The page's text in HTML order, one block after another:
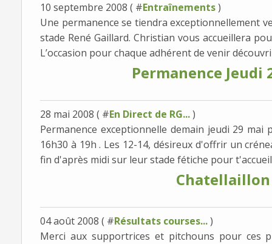
10 septembre 2008 ( #Entraînements)
Une permanence se tiendra exceptionnellement
stade René Gaillard. Christian vous accueillera
L’occasion pour chaque adhérent de venir
Permanence Jeudi
28 mai 2008 ( #En Direct de RG...)
Permanence exceptionnelle demain jeudi 29
16h30 à 19h . Les 12-14, désireux d'offrir un
fin d'après midi sur leur stade fétiche pour
04 août 2008 ( #Résultats courses...)
Merci aux supportrices et pitchouns pour ces